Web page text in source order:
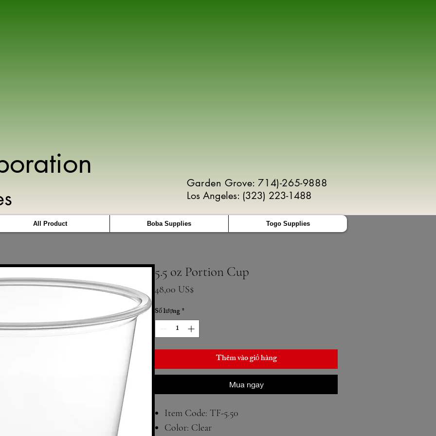
Garden Grove: 714)-265-9888
Los Angeles: (323) 223-1488
All Product Boba Supplies Togo Supplies
5.5 oz Portion Cup
48,00 US$
Số lượng*
Thêm vào giỏ hàng
Mua ngay
Item Code: TF-5.50
Color: Clear